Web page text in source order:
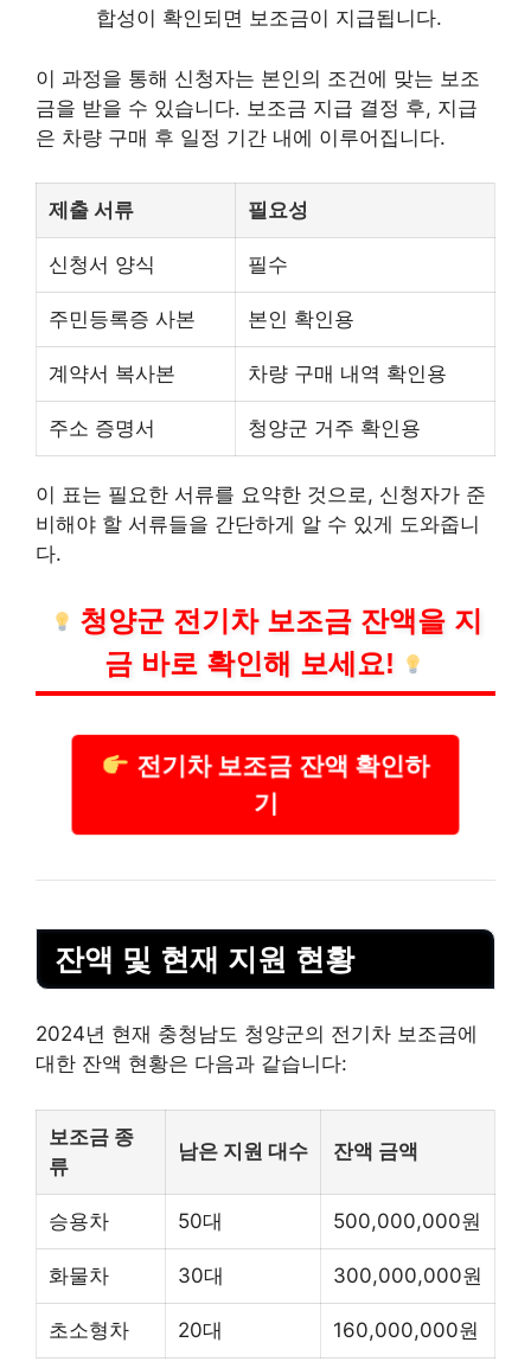
합성이 확인되면 보조금이 지급됩니다.
이 과정을 통해 신청자는 본인의 조건에 맞는 보조
금을 받을 수 있습니다. 보조금 지급 결정 후, 지급
은 차량 구매 후 일정 기간 내에 이루어집니다.
제출 서류 필요성
신청서 양식 필수
주민등록증 사본 본인 확인용
계약서 복사본 차량 구매 내역 확인용
주소 증명서 청양군 거주 확인용
이 표는 필요한 서류를 요약한 것으로, 신청자가 준
비해야 할 서류들을 간단하게 알 수 있게 도와줍니
다.
청양군 전기차 보조금 잔액을 지
금 바로 확인해 보세요!
전기차 보조금 잔액 확인하
기
잔액 및 현재 지원 현황
2024년 현재 충청남도 청양군의 전기차 보조금에
대한 잔액 현황은 다음과 같습니다:
보조금 종
류
남은 지원 대수 잔액 금액
승용차 50대 500,000,000원
화물차 30대 300,000,000원
초소형차 20대 160,000,000원